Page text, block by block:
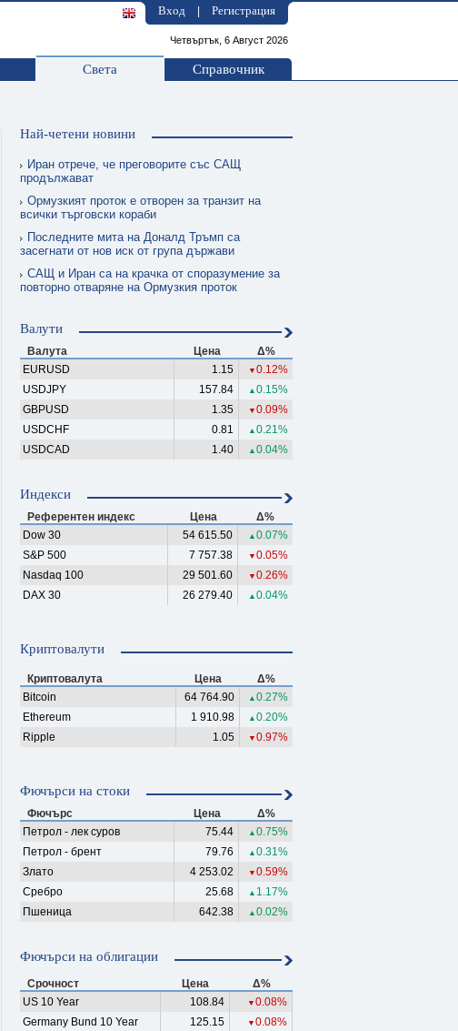
Вход Регистрация
Четвъртък, 6 Август 2026
Света Справочник
Най-четени новини
Иран отрече, че преговорите със САЩ
продължават
Ормузкият проток е отворен за транзит на
всички търговски кораби
Последните мита на Доналд Тръмп са
засегнати от нов иск от група държави
САЩ и Иран са на крачка от споразумение за
повторно отваряне на Ормузкия проток
Валути
Валута Цена
Δ%
EURUSD
1.15 ▼ 0.12%
USDJPY
157.84 ▲ 0.15%
GBPUSD
1.35 ▼ 0.09%
USDCHF
0.81 ▲ 0.21%
USDCAD
1.40 ▲ 0.04%
Индекси
Референтен индекс Цена
Δ%
Dow 30
54 615.50 ▲ 0.07%
S&P 500
7 757.38 ▼ 0.05%
Nasdaq 100
29 501.60 ▼ 0.26%
DAX 30
26 279.40 ▲ 0.04%
Криптовалути
Криптовалута Цена
Δ%
Bitcoin
64 764.90 ▲ 0.27%
Ethereum
1 910.98 ▲ 0.20%
Ripple
1.05 ▼ 0.97%
Фючърси на стоки
Фючърс Цена
Δ%
Петрол - лек суров
75.44 ▲ 0.75%
Петрол - брент
79.76 ▲ 0.31%
Злато
4 253.02 ▼ 0.59%
Сребро
25.68 ▲ 1.17%
Пшеница
642.38 ▲ 0.02%
Фючърси на облигации
Срочност Цена
Δ%
US 10 Year
108.84 ▼ 0.08%
Germany Bund 10 Year
125.15 ▼ 0.08%